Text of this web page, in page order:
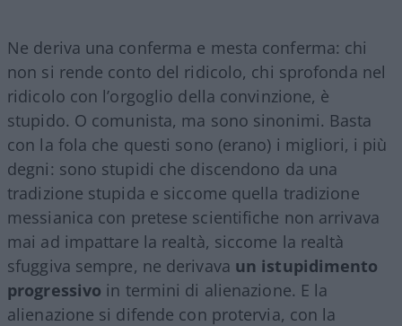
Ne deriva una conferma e mesta conferma: chi
non si rende conto del ridicolo, chi sprofonda nel
ridicolo con l’orgoglio della convinzione, è
stupido. O comunista, ma sono sinonimi. Basta
con la fola che questi sono (erano) i migliori, i più
degni: sono stupidi che discendono da una
tradizione stupida e siccome quella tradizione
messianica con pretese scientifiche non arrivava
mai ad impattare la realtà, siccome la realtà
sfuggiva sempre, ne derivava un istupidimento
progressivo in termini di alienazione. E la
alienazione si difende con protervia, con la